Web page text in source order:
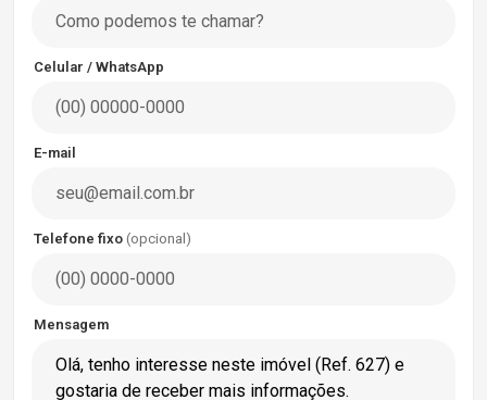
Celular / WhatsApp
E-mail
Telefone fixo (opcional)
Mensagem